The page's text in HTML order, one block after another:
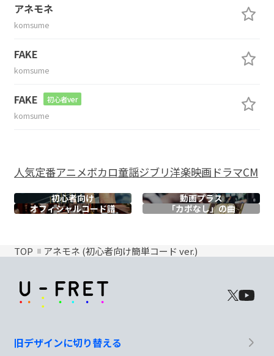
アネモネ
komsume
FAKE
komsume
FAKE 初心者ver
komsume
人気定番アニメボカロ童謡ジブリ洋楽映画ドラマCM
初心者向け
動画プラス
オフィシャルコード譜 「カポなし」の曲
TOP アネモネ (初心者向け簡単コード ver.)
旧デザインに切り替える